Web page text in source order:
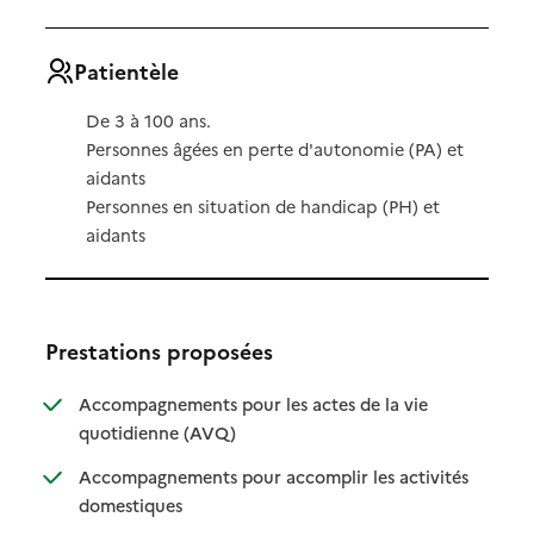
Patientèle
De 3 à 100 ans.
Personnes âgées en perte d'autonomie (PA) et
aidants
Personnes en situation de handicap (PH) et
aidants
Prestations proposées
Accompagnements pour les actes de la vie
quotidienne (AVQ): disponible
: non disponible
Accompagnements pour accomplir les activités
domestiques: disponible
: non disponible